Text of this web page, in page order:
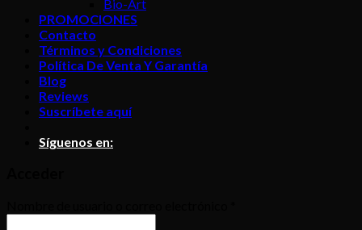
Bio-Art
PROMOCIONES
Contacto
Términos y Condiciones
Política De Venta Y Garantía
Blog
Reviews
Suscríbete aquí
Síguenos en: